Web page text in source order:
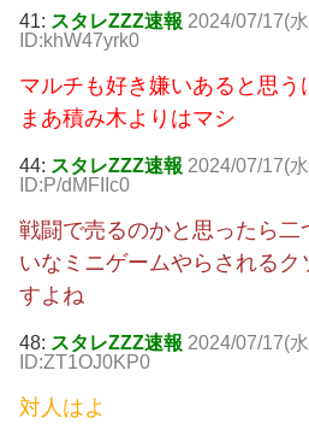
41: スタレZZZ速報 2024/07/17(
ID:khW47yrk0
マルチも好き嫌いあると思う
まあ積み木よりはマシ
44: スタレZZZ速報 2024/07/17(
ID:P/dMFIIc0
戦闘で売るのかと思ったら二
いなミニゲームやらされる
すよね
48: スタレZZZ速報 2024/07/17(
ID:ZT1OJ0KP0
対人はよ